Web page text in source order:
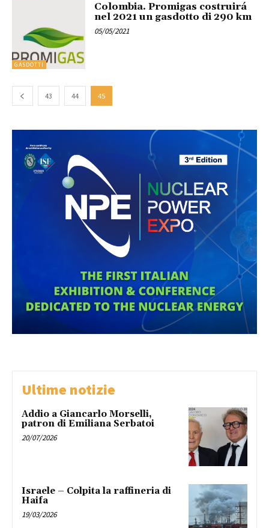
GASDOTTI
Colombia. Promigas costruirá
nel 2021 un gasdotto di 290 km
05/05/2021
43 44 45
Ultime notizie
Addio a Giancarlo Morselli,
patron di Emiliana Serbatoi
20/07/2026
Israele – Colpita la raffineria di
Haifa
19/03/2026